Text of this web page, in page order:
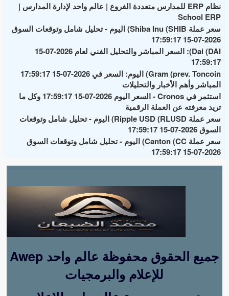
نظام ERP للمدارس متعددة الفروع | عالم واحد لإدارة المدارس |
School ERP
سعر عملة Shiba Inu (SHIB) اليوم - تحليل شامل وتوقعات السوق
2026-07-15 17:59:17
Dai (DAI): السعر المباشر والتحليل الفني لعام 2026-07-15
17:59:17
Gram (prev. Toncoin) اليوم: السعر في 2026-07-15 17:59:17
المباشر وأهم الأخبار والتحليلات
استثمر في Cronos - السعر اليوم 2026-07-15 17:59:17 وكل ما
تريد معرفته عن العملة الرقمية
سعر عملة Ripple USD (RLUSD) اليوم - تحليل شامل وتوقعات
السوق 2026-07-15 17:59:17
سعر عملة Canton (CC) اليوم - تحليل شامل وتوقعات السوق
2026-07-15 17:59:17
Awep جميع الحقوق محفوظة عالم واحد
للإعلام والبرمجيات